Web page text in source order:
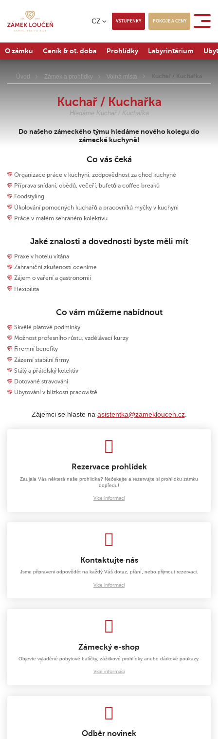
CZ VSTUPENKY POKOJE A CENY
O zámku Ceník & ot. doba Prohlídky Labyrintárium
Úvod Zámek a prohlídky Volná místa Kuchař / Kuchařka
Kuchař / Kuchařka
Hledáme Kuchař / Kuchařka
Do našeho zámeckého týmu hledáme nového kolegu do
zámecké kuchyně!
Co vás čeká
Organizace práce v kuchyni, zodpovědnost za chod kuchyně
Příprava snídaní, obědů, večeří, bufetů a coffee breaků
Foodstyling
Úkolování pomocných kuchařů a pracovníků myčky v kuchyni
Práce v malém sehraném kolektivu
Jaké znalosti a dovednosti byste měli mít
Praxe v hotelu vítána
Zahraniční zkušenosti oceníme
Zájem o vaření a gastronomii
Flexibilita
Co vám můžeme nabídnout
Skvělé platové podmínky
Možnost profesního růstu, vzdělávací kurzy
Firemní benefity
Zázemí stabilní firmy
Stálý a přátelský kolektiv
Dotované stravování
Ubytování v blízkosti pracoviště
Zájemci se hlaste na asistentka@zamekloucen.cz.
Rezervace prohlídek
Zaujala Vás některá naše prohlídka? Nečekejte a rezervujte si prohlídku zámku
dopředu!
Více informací
Kontaktujte nás
Jsme připraveni odpovědět na každý Váš dotaz, přání, nebo přijmout rezervaci.
Více informací
Zámecký e-shop
Objevte vyladěné pobytové balíčky, zážitkové prohlídky anebo dárkové poukazy.
Více informací
Odběr novinek